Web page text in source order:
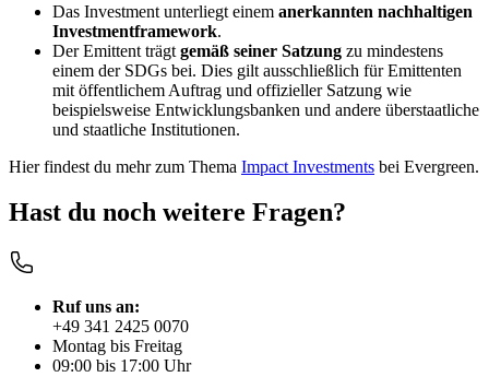
Das Investment unterliegt einem anerkannten nachhaltigen
Investmentframework.
Der Emittent trägt gemäß seiner Satzung zu mindestens
einem der SDGs bei. Dies gilt ausschließlich für Emittenten
mit öffentlichem Auftrag und offizieller Satzung wie
beispielsweise Entwicklungsbanken und andere überstaatliche
und staatliche Institutionen.
Hier findest du mehr zum Thema Impact Investments bei Evergreen.
Hast du noch weitere Fragen?
Ruf uns an:
+49 341 2425 0070
Montag bis Freitag
09:00 bis 17:00 Uhr